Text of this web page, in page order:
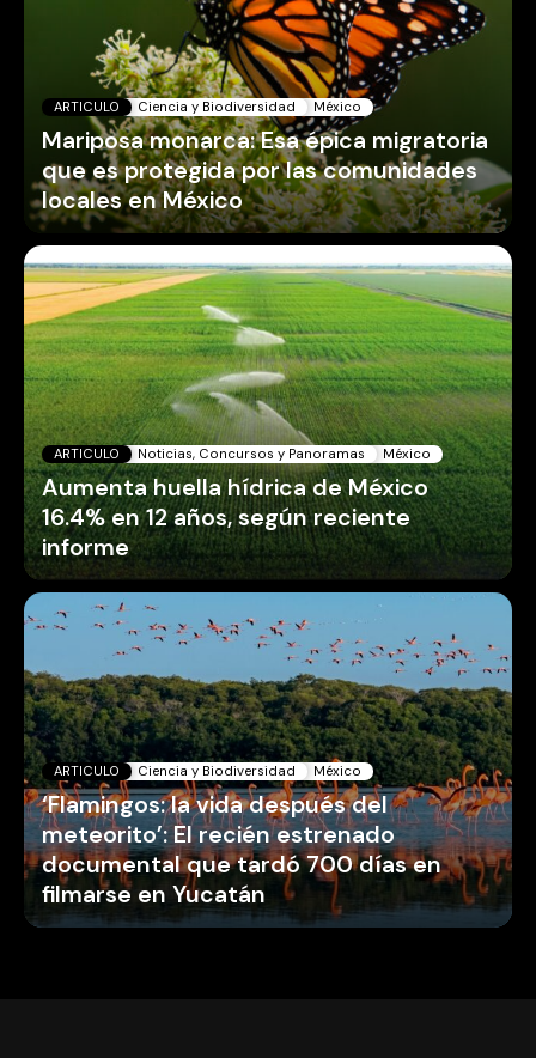
ARTICULO Ciencia y Biodiversidad México
Mariposa monarca: Esa épica migratoria
que es protegida por las comunidades
locales en México
ARTICULO Noticias, Concursos y Panoramas México
Aumenta huella hídrica de México
16.4% en 12 años, según reciente
informe
ARTICULO Ciencia y Biodiversidad México
‘Flamingos: la vida después del
meteorito’: El recién estrenado
documental que tardó 700 días en
filmarse en Yucatán